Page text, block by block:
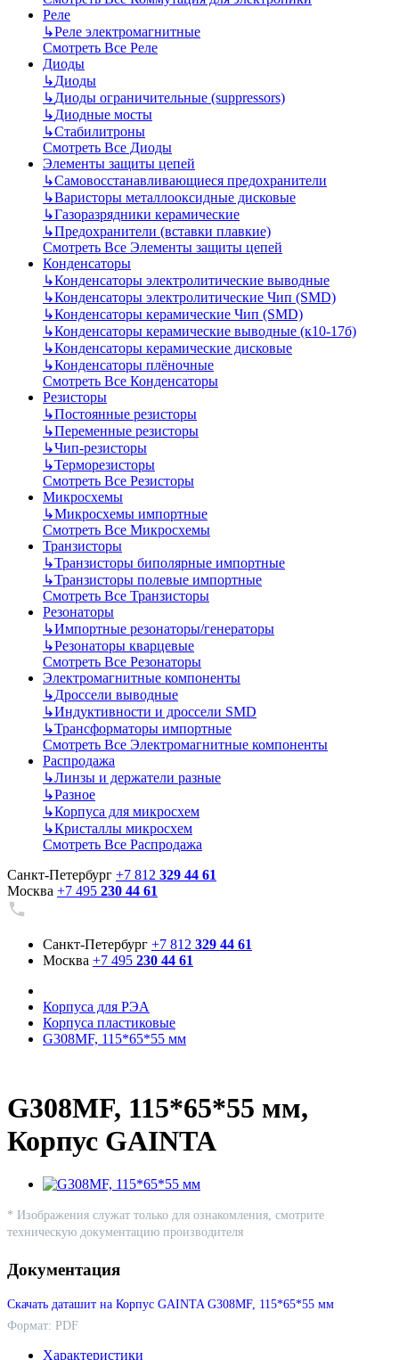
Реле
↳Реле электромагнитные
Смотреть Все Реле
Диоды
↳Диоды
↳Диоды ограничительные (suppressors)
↳Диодные мосты
↳Стабилитроны
Смотреть Все Диоды
Элементы защиты цепей
↳Самовосстанавливающиеся предохранители
↳Варисторы металлооксидные дисковые
↳Газоразрядники керамические
↳Предохранители (вставки плавкие)
Смотреть Все Элементы защиты цепей
Конденсаторы
↳Конденсаторы электролитические выводные
↳Конденсаторы электролитические Чип (SMD)
↳Конденсаторы керамические Чип (SMD)
↳Конденсаторы керамические выводные (к10-17б)
↳Конденсаторы керамические дисковые
↳Конденсаторы плёночные
Смотреть Все Конденсаторы
Резисторы
↳Постоянные резисторы
↳Переменные резисторы
↳Чип-резисторы
↳Терморезисторы
Смотреть Все Резисторы
Микросхемы
↳Микросхемы импортные
Смотреть Все Микросхемы
Транзисторы
↳Транзисторы биполярные импортные
↳Транзисторы полевые импортные
Смотреть Все Транзисторы
Резонаторы
↳Импортные резонаторы/генераторы
↳Резонаторы кварцевые
Смотреть Все Резонаторы
Электромагнитные компоненты
↳Дроссели выводные
↳Индуктивности и дроссели SMD
↳Трансформаторы импортные
Смотреть Все Электромагнитные компоненты
Распродажа
↳Линзы и держатели разные
↳Разное
↳Корпуса для микросхем
↳Кристаллы микросхем
Смотреть Все Распродажа
Санкт-Петербург +7 812 329 44 61
Москва +7 495 230 44 61
Санкт-Петербург +7 812 329 44 61
Москва +7 495 230 44 61
Корпуса для РЭА
Корпуса пластиковые
G308MF, 115*65*55 мм
G308MF, 115*65*55 мм,
Корпус GAINTA
* Изображения служат только для ознакомления, смотрите
техническую документацию производителя
Документация
Скачать даташит на Корпус GAINTA G308MF, 115*65*55 мм
Формат: PDF
Характеристики